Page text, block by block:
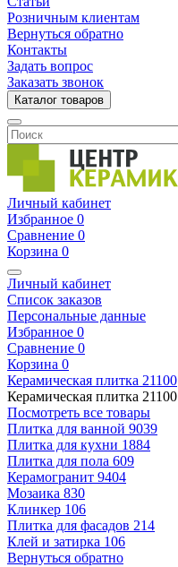
Розничным клиентам
Вернуться обратно
Контакты
Задать вопрос
Заказать звонок
Каталог товаров
Личный кабинет
Избранное 0
Сравнение 0
Корзина 0
Личный кабинет
Список заказов
Персональные данные
Избранное 0
Сравнение 0
Корзина 0
Керамическая плитка 21100
Керамическая плитка 21100
Посмотреть все товары
Плитка для ванной 9039
Плитка для кухни 1884
Плитка для пола 609
Керамогранит 9404
Мозаика 830
Клинкер 106
Плитка для фасадов 214
Клей и затирка 106
Вернуться обратно